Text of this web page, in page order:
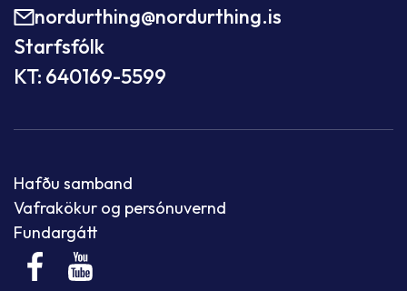
nordurthing@nordurthing.is
Starfsfólk
KT: 640169-5599
Hafðu samband
Vafrakökur og persónuvernd
Fundargátt